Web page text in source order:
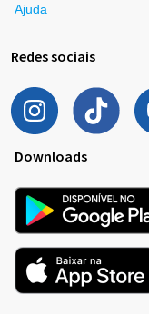
Ajuda
Redes sociais
Downloads